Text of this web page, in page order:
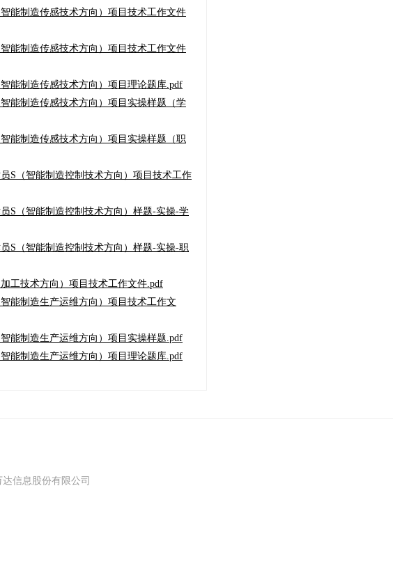
能制造传感技术方向）项目技术工作文件
能制造传感技术方向）项目技术工作文件
能制造传感技术方向）项目理论题库.pdf
能制造传感技术方向）项目实操样题（学
能制造传感技术方向）项目实操样题（职
S（智能制造控制技术方向）项目技术工作
S（智能制造控制技术方向）样题-实操-学
S（智能制造控制技术方向）样题-实操-职
工技术方向）项目技术工作文件.pdf
能制造生产运维方向）项目技术工作文
能制造生产运维方向）项目实操样题.pdf
能制造生产运维方向）项目理论题库.pdf
达信息股份有限公司